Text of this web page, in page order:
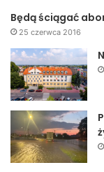
Będą ściągać
25 czerwca 2016